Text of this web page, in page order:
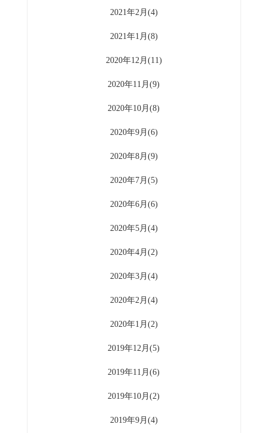
2021年2月(4)
2021年1月(8)
2020年12月(11)
2020年11月(9)
2020年10月(8)
2020年9月(6)
2020年8月(9)
2020年7月(5)
2020年6月(6)
2020年5月(4)
2020年4月(2)
2020年3月(4)
2020年2月(4)
2020年1月(2)
2019年12月(5)
2019年11月(6)
2019年10月(2)
2019年9月(4)